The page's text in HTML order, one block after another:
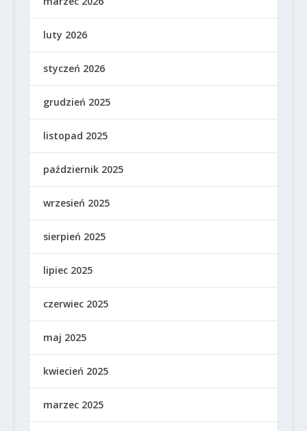
luty 2026
styczeń 2026
grudzień 2025
listopad 2025
październik 2025
wrzesień 2025
sierpień 2025
lipiec 2025
czerwiec 2025
maj 2025
kwiecień 2025
marzec 2025